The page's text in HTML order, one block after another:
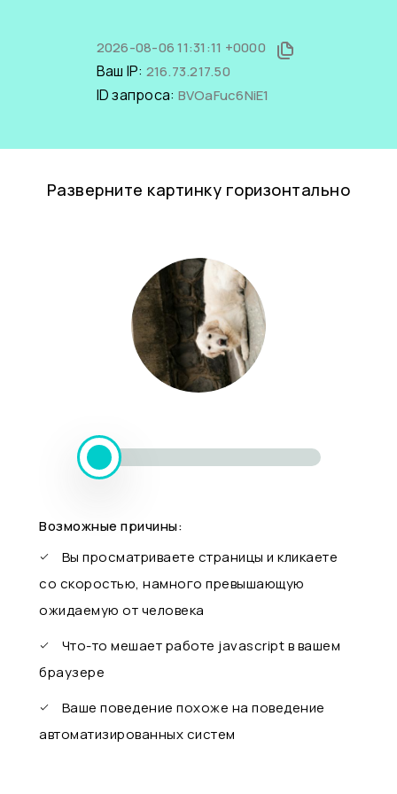
2026-08-06 11:31:11 +0000
Ваш IP: 216.73.217.50
ID запроса: BVOaFuc6NiE1
Разверните картинку горизонтально
Возможные причины:
Вы просматриваете страницы и кликаете
со скоростью, намного превышающую
ожидаемую от человека
Что-то мешает работе javascript в вашем
браузере
Ваше поведение похоже на поведение
автоматизированных систем